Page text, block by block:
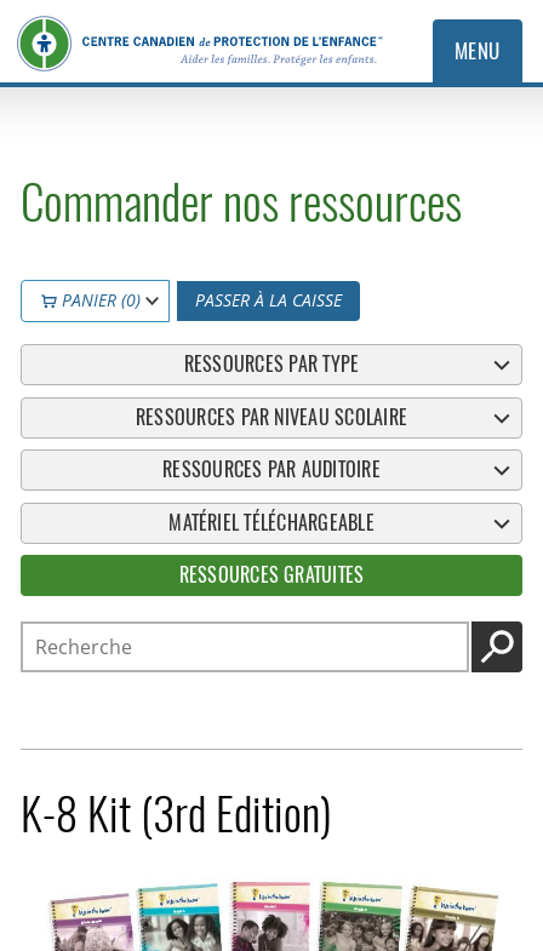
MENU
Commander nos ressources
PANIER (0) PASSER À LA CAISSE
RESSOURCES PAR TYPE
RESSOURCES PAR NIVEAU SCOLAIRE
RESSOURCES PAR AUDITOIRE
MATÉRIEL TÉLÉCHARGEABLE
RESSOURCES GRATUITES
Recherche
K-8 Kit (3rd Edition)